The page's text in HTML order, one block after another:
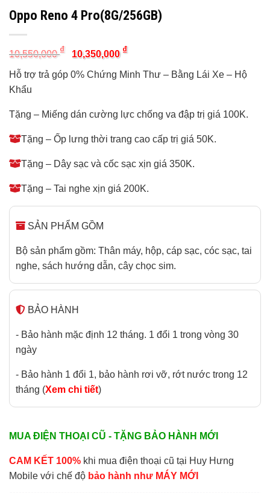
Oppo Reno 4 Pro(8G/256GB)
10,550,000₫
Original
price
was:
10,550,000 ₫.
10,350,000 ₫Current
is:
10,350,000 ₫.
Hỗ trợ trả góp 0% Chứng Minh Thư – Bằng Lái Xe – Hộ
Khẩu
Tặng – Miếng dán cường lực chống va đập trị giá 100K.
Tặng – Ốp lưng thời trang cao cấp trị giá 50K.
Tặng – Dây sạc và cốc sạc xịn giá 350K.
Tặng – Tai nghe xịn giá 200K.
SẢN PHẨM GỒM
Bộ sản phẩm gồm: Thân máy, hộp, cáp sạc, cóc sạc, tai
nghe, sách hướng dẫn, cây chọc sim.
BẢO HÀNH
- Bảo hành mặc định 12 tháng. 1 đổi 1 trong vòng 30
ngày
- Bảo hành 1 đổi 1, bảo hành rơi vỡ, rớt nước trong 12
tháng (Xem chi tiết)
MUA ĐIỆN THOẠI CŨ - TẶNG BẢO HÀNH MỚI
CAM KẾT 100% khi mua điện thoại cũ tại Huy Hưng
Mobile với chế độ bảo hành như MÁY MỚI